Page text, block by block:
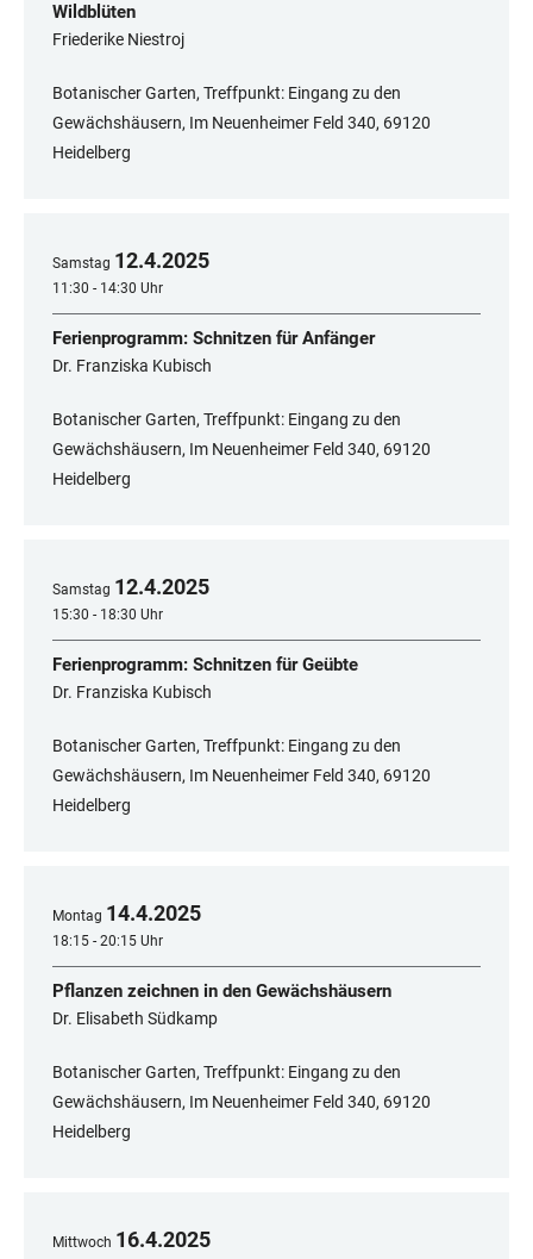
Wildblüten
Friederike Niestroj
Botanischer Garten, Treffpunkt: Eingang zu den
Gewächshäusern, Im Neuenheimer Feld 340, 69120
Heidelberg
Samstag 12.4.2025
11:30 - 14:30 Uhr
Ferienprogramm: Schnitzen für Anfänger
Dr. Franziska Kubisch
Botanischer Garten, Treffpunkt: Eingang zu den
Gewächshäusern, Im Neuenheimer Feld 340, 69120
Heidelberg
Samstag 12.4.2025
15:30 - 18:30 Uhr
Ferienprogramm: Schnitzen für Geübte
Dr. Franziska Kubisch
Botanischer Garten, Treffpunkt: Eingang zu den
Gewächshäusern, Im Neuenheimer Feld 340, 69120
Heidelberg
Montag 14.4.2025
18:15 - 20:15 Uhr
Pflanzen zeichnen in den Gewächshäusern
Dr. Elisabeth Südkamp
Botanischer Garten, Treffpunkt: Eingang zu den
Gewächshäusern, Im Neuenheimer Feld 340, 69120
Heidelberg
Mittwoch 16.4.2025